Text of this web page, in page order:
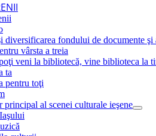
diversificarea fondului de documente
vârsta a treia
veni la bibliotecă, vine biblioteca la
ta
pentru toţi
principal al scenei culturale ieşene